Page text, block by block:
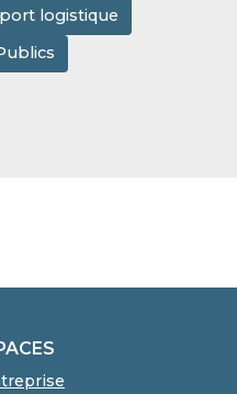
logistique